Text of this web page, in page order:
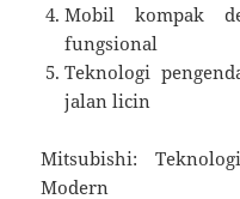
Mobil kompak
fungsional
Teknologi
jalan licin
Mitsubishi:
Modern